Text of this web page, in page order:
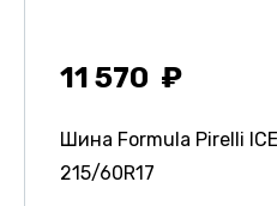
11 570
Шина Formula Pirelli ICE
215/60R17